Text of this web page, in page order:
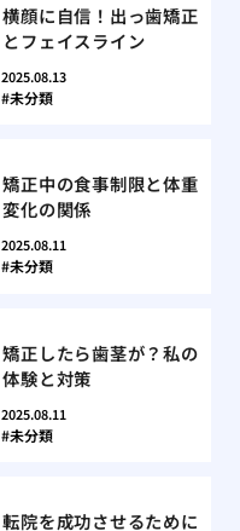
横顔に自信！出っ歯矯正
とフェイスライン
2025.08.13
未分類
矯正中の食事制限と体重
変化の関係
2025.08.11
未分類
矯正したら歯茎が？私の
体験と対策
2025.08.11
未分類
転院を成功させるために